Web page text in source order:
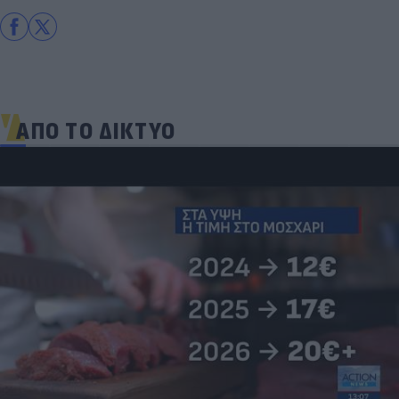
ΑΠΟ ΤΟ ΔΙΚΤΥΟ